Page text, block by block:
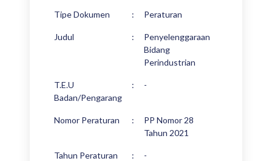
Tipe Dokumen : Peraturan
Judul :
Penyelenggaraan
Bidang
Perindustrian
T.E.U
Badan/Pengarang
: -
Nomor Peraturan :
PP Nomor 28
Tahun 2021
Tahun Peraturan : -